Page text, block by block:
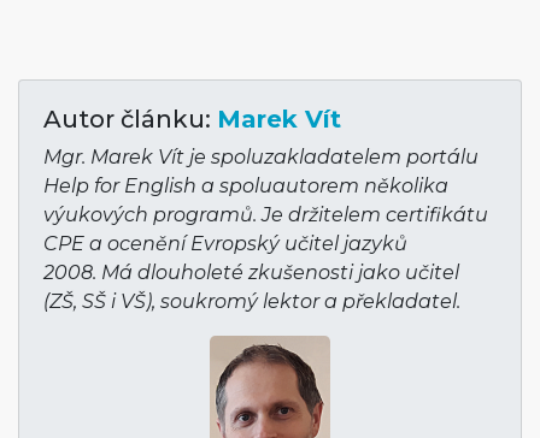
Autor článku: Marek Vít
Mgr. Marek Vít je spoluzakladatelem portálu
Help for English a spoluautorem několika
výukových programů. Je držitelem certifikátu
CPE a ocenění Evropský učitel jazyků
2008. Má dlouholeté zkušenosti jako učitel
(ZŠ, SŠ i VŠ), soukromý lektor a překladatel.